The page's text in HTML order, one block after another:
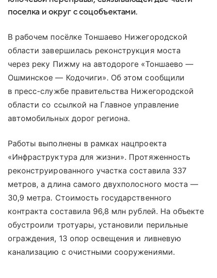
поселка и округ с соцобъектами.
В рабочем посёлке Тоншаево Нижегородской
области завершилась реконструкция моста
через реку Пижму на автодороге «Тоншаево —
Ошминское — Кодочиги». Об этом сообщили
в пресс-службе правительства Нижегородской
области со ссылкой на Главное управление
автомобильных дорог региона.
Работы выполнены в рамках нацпроекта
«Инфраструктура для жизни». Протяженность
реконструированного участка составила 337
метров, а длина самого двухполосного моста —
30,9 метра. Стоимость государственного
контракта составила 96,8 млн рублей. На объекте
обустроили тротуары, установили перильные
ограждения, 13 опор освещения и ливневую
канализацию с очистными сооружениями.